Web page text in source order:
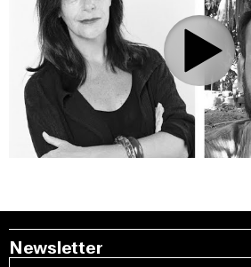
Newsletter